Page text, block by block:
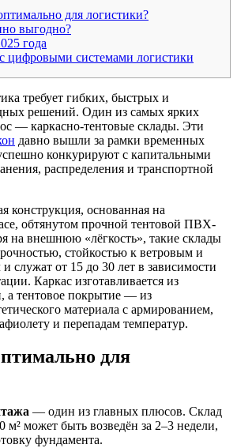
для логистики?
выгодно?
года
цифровыми системами логистики
требует гибких, быстрых и
решений. Один из самых ярких
— каркасно-тентовые склады. Эти
давно вышли за рамки временных
конкурируют с капитальными
распределения и транспортной
конструкция, основанная на
обтянутом прочной тентовой ПВХ-
на внешнюю «лёгкость», такие склады
стойкостью к ветровым и
служат от 15 до 30 лет в зависимости
Каркас изготавливается из
а тентовое покрытие — из
материала с армированием,
и перепадам температур.
для
— один из главных плюсов. Склад
может быть возведён за 2–3 недели,
фундамента.